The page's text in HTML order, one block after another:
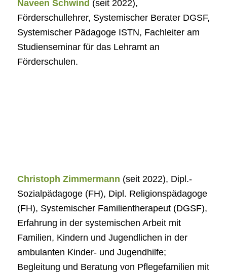
Naveen Schwind (seit 2022),
Förderschullehrer, Systemischer Berater DGSF,
Systemischer Pädagoge ISTN, Fachleiter am
Studienseminar für das Lehramt an
Förderschulen.
Christoph Zimmermann (seit 2022), Dipl.-
Sozialpädagoge (FH), Dipl. Religionspädagoge
(FH), Systemischer Familientherapeut (DGSF),
Erfahrung in der systemischen Arbeit mit
Familien, Kindern und Jugendlichen in der
ambulanten Kinder- und Jugendhilfe;
Begleitung und Beratung von Pflegefamilien mit